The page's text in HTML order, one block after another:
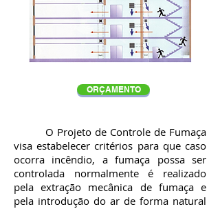
ORÇAMENTO
O Projeto de Controle de Fumaça
visa estabelecer critérios para que caso
ocorra incêndio, a fumaça possa ser
controlada normalmente é realizado
pela extração mecânica de fumaça e
pela introdução do ar de forma natural